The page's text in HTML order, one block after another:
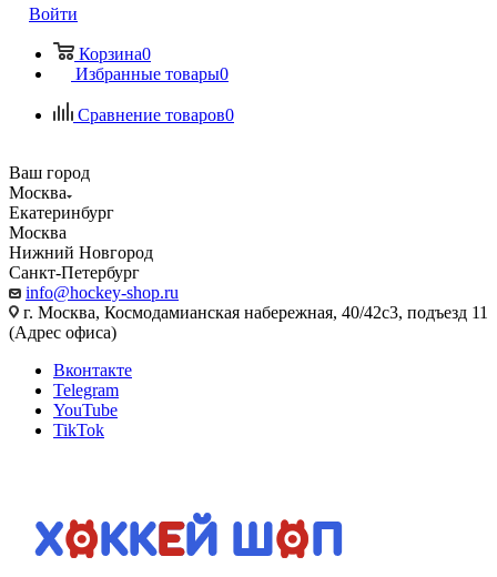
Войти
Корзина0
Избранные товары0
Сравнение товаров0
Ваш город
Москва
Екатеринбург
Москва
Нижний Новгород
Санкт-Петербург
info@hockey-shop.ru
г. Москва, Космодамианская набережная, 40/42с3, подъезд 11
(Адрес офиса)
Вконтакте
Telegram
YouTube
TikTok